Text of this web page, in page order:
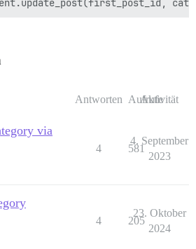
Antworten Aufrufe
Aktivität
via
4 581
4. September
2023
4 205
23. Oktober
2024